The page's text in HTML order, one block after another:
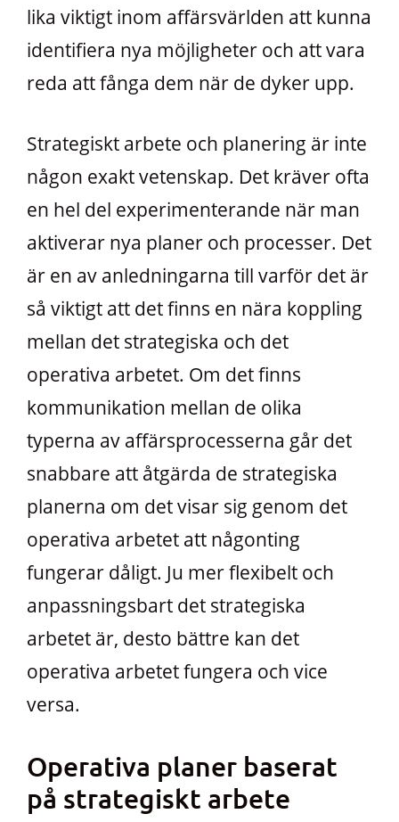
lika viktigt inom affärsvärlden att kunna
identifiera nya möjligheter och att vara
reda att fånga dem när de dyker upp.
Strategiskt arbete och planering är inte
någon exakt vetenskap. Det kräver ofta
en hel del experimenterande när man
aktiverar nya planer och processer. Det
är en av anledningarna till varför det är
så viktigt att det finns en nära koppling
mellan det strategiska och det
operativa arbetet. Om det finns
kommunikation mellan de olika
typerna av affärsprocesserna går det
snabbare att åtgärda de strategiska
planerna om det visar sig genom det
operativa arbetet att någonting
fungerar dåligt. Ju mer flexibelt och
anpassningsbart det strategiska
arbetet är, desto bättre kan det
operativa arbetet fungera och vice
versa.
Operativa planer baserat
på strategiskt arbete